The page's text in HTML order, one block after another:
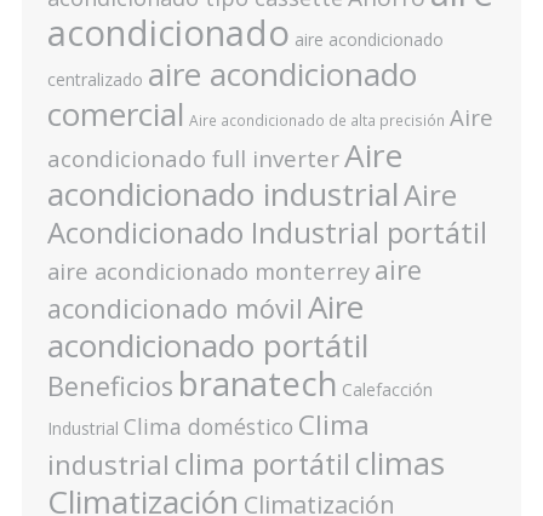
acondicionado aire acondicionado
centralizado aire acondicionado
comercial Aire acondicionado de alta precisión Aire
acondicionado full inverterAire
acondicionado industrialAire
Acondicionado Industrial portátil
aire acondicionado monterrey aire
acondicionado móvil Aire
acondicionado portátil
Beneficios branatech Calefacción
Industrial Clima doméstico Clima
industrial clima portátil climas
Climatización Climatización